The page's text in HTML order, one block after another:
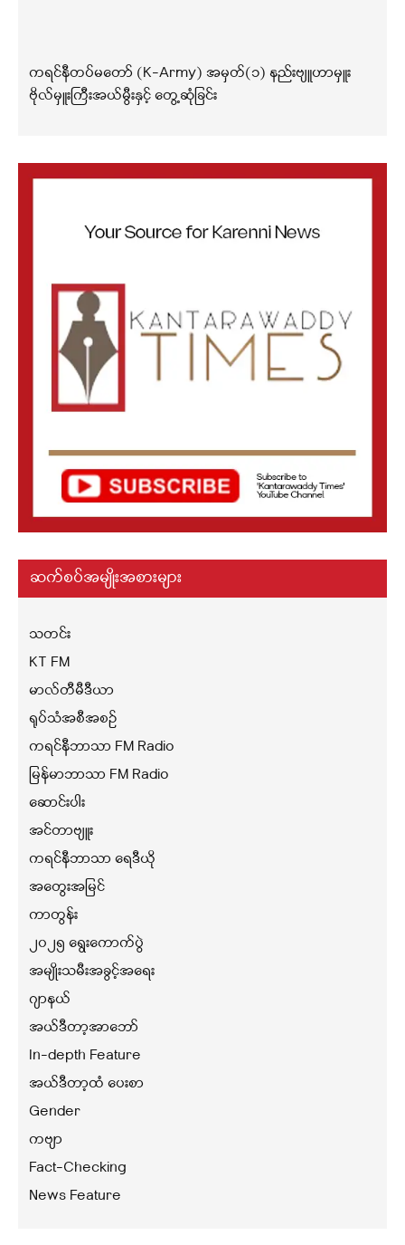
ကရင်နီတပ်မတော် (K-Army) အမှတ်(၁) နည်းဗျူဟာမှူး
ဗိုလ်မှူးကြီးအယ်မွီးနှင့် တွေ့ဆုံခြင်း
ဆက်စပ်အမျိုးအစားများ
သတင်း
KT FM
မာလ်တီမီဒီယာ
ရုပ်သံအစီအစဉ်
ကရင်နီဘာသာ FM Radio
မြန်မာဘာသာ FM Radio
ဆောင်းပါး
အင်တာဗျူး
ကရင်နီဘာသာ ရေဒီယို
အတွေးအမြင်
ကာတွန်း
၂၀၂၅ ရွေးကောက်ပွဲ
အမျိုးသမီးအခွင့်အရေး
ဂျာနယ်
အယ်ဒီတာ့အာဘော်
In-depth Feature
အယ်ဒီတာ့ထံ ပေးစာ
Gender
ကဗျာ
Fact-Checking
News Feature